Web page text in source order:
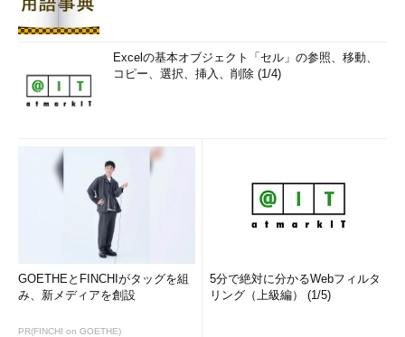
Excelの基本オブジェクト「セル」の参照、移動、
コピー、選択、挿入、削除 (1/4)
GOETHEとFINCHIがタッグを組
み、新メディアを創設
PR(FINCHI on GOETHE)
5分で絶対に分かるWebフィルタ
リング（上級編） (1/5)